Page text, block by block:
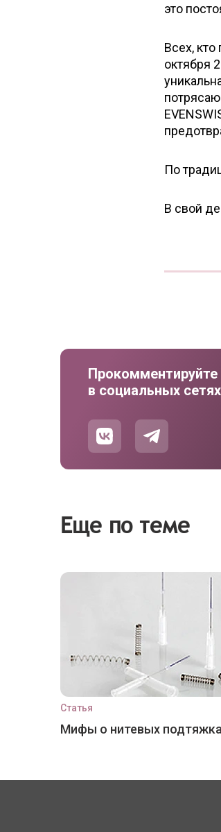
это
Всех, кто
октября
По
В свой
Прокомментируйте
в социальных сетях
Еще по теме
Статья
Мифы о нитевых